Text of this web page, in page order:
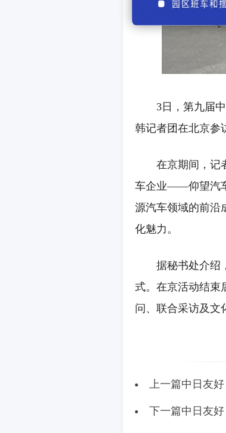
3日，第九届中
韩记者团在北京参
在京期间，记者
车企业——仰望汽
源汽车领域的前沿
化魅力。
据秘书处介绍，
式。在京活动结束
问、联合采访及文
上一篇中日友好
下一篇中日友好